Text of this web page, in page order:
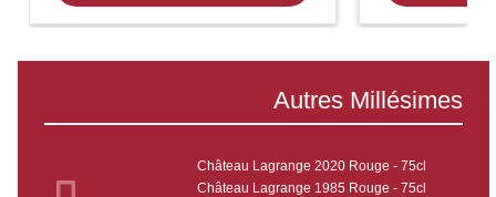
Autres Millésimes
Château Lagrange 2020 Rouge - 75cl
Château Lagrange 1985 Rouge - 75cl